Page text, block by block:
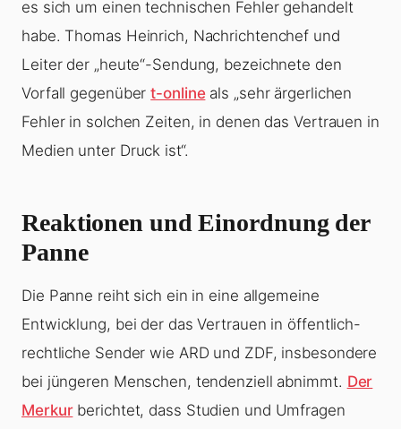
es sich um einen technischen Fehler gehandelt
habe. Thomas Heinrich, Nachrichtenchef und
Leiter der „heute“-Sendung, bezeichnete den
Vorfall gegenübert-onlineals „sehr ärgerlichen
Fehler in solchen Zeiten, in denen das Vertrauen in
Medien unter Druck ist“.
Reaktionen und Einordnung der
Panne
Die Panne reiht sich ein in eine allgemeine
Entwicklung, bei der das Vertrauen in öffentlich-
rechtliche Sender wie ARD und ZDF, insbesondere
bei jüngeren Menschen, tendenziell abnimmt. Der
Merkurberichtet, dass Studien und Umfragen